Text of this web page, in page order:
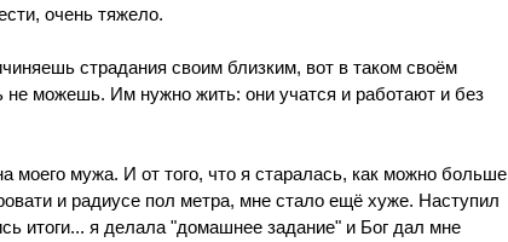
очень тяжело.
страдания своим близким, вот в таком своём
не можешь. Им нужно жить: они учатся и работают и без
моего мужа. И от того, что я старалась, как можно больше
и радиусе пол метра, мне стало ещё хуже. Наступил
итоги... я делала "домашнее задание" и Бог дал мне